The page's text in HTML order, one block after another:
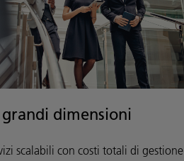
dimensioni
scalabili con costi totali di gestione